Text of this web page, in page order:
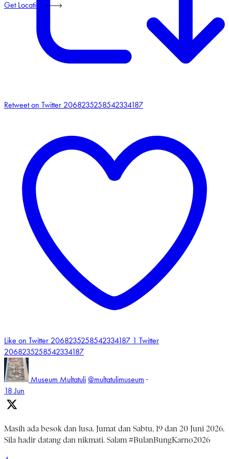
Retweet on Twitter 2068235258542334187
Like on Twitter 2068235258542334187 1 Twitter
2068235258542334187
Museum Multatuli @multatulimuseum ·
18 Jun
Masih ada besok dan lusa. Jumat dan Sabtu, 19 dan 20 Juni 2026.
Sila hadir datang dan nikmati. Salam #BulanBungKarno2026
Get Location